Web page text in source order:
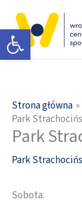
Otwórz pasek narzędzi
treści
Strona główna
Park
Park
Park
Sobota: